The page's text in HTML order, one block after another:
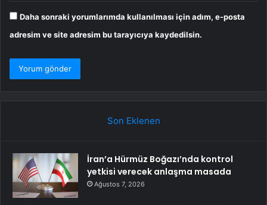
Daha sonraki yorumlarımda kullanılması için adım, e-posta
adresim ve site adresim bu tarayıcıya kaydedilsin.
Son Eklenen
İran’a Hürmüz Boğazı’nda kontrol
yetkisi verecek anlaşma masada
Ağustos 7, 2026